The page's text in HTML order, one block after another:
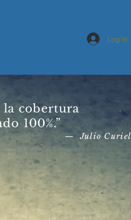
Log In
la cobertura
100%.”
— Julio Curiel